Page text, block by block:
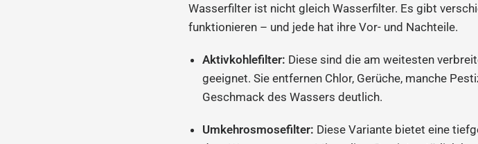
Wasserfilter ist nicht gleich Wasserfilter. Es gibt
funktionieren – und jede hat ihre Vor- und Nachteile.
Aktivkohlefilter: Diese sind die am weitesten
geeignet. Sie entfernen Chlor, Gerüche, manche
Geschmack des Wassers deutlich.
Umkehrosmosefilter: Diese Variante bietet eine